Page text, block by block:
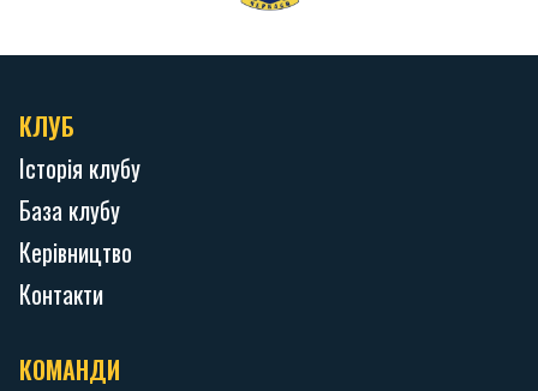
КЛУБ
Історія клубу
База клубу
Керівництво
Контакти
КОМАНДИ